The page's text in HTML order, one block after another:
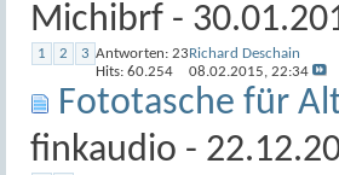
Michibrf -
1 2 3 Antworten: 23
Hits: 60.254
Richard Deschain
08.02.2015, 22:34
Fototasche für
finkaudio -